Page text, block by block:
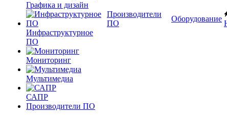
Графика и дизайн
Инфраструктурное
ПО
Мониторинг
Мультимедиа
САПР
Производители ПО
Производители
ПО
Оборудование